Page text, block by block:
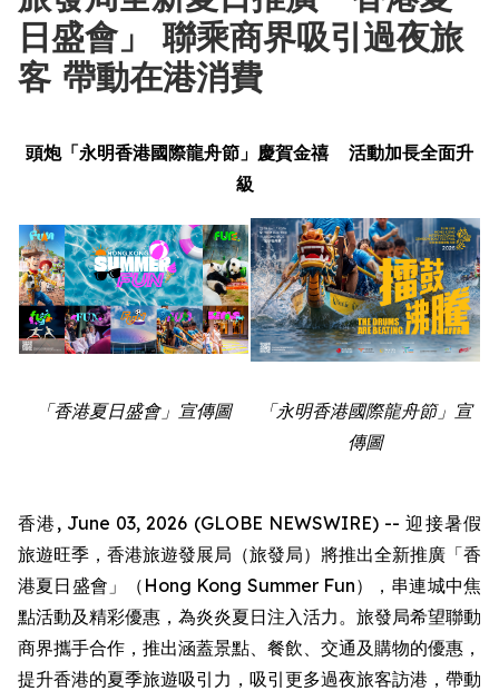
日盛會」 聯乘商界吸引過夜旅
客 帶動在港消費
頭炮「永明香港國際龍舟節」慶賀金禧
活動加長全面升
級
「香港夏日盛會」宣傳圖
「永明香港國際龍舟節」宣
傳圖
香港, June 03, 2026 (GLOBE NEWSWIRE) -- 迎接暑假
旅遊旺季，香港旅遊發展局（旅發局）將推出全新推廣「香
港夏日盛會」（Hong Kong Summer Fun），串連城中焦
點活動及精彩優惠，為炎炎夏日注入活力。旅發局希望聯動
商界攜手合作，推出涵蓋景點、餐飲、交通及購物的優惠，
提升香港的夏季旅遊吸引力，吸引更多過夜旅客訪港，帶動